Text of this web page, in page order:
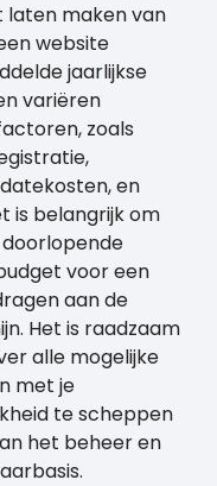
laten maken van
website
jaarlijkse
variëren
zoals
en
is belangrijk om
voor een
aan de
Het is raadzaam
alle mogelijke
met je
te scheppen
het beheer en